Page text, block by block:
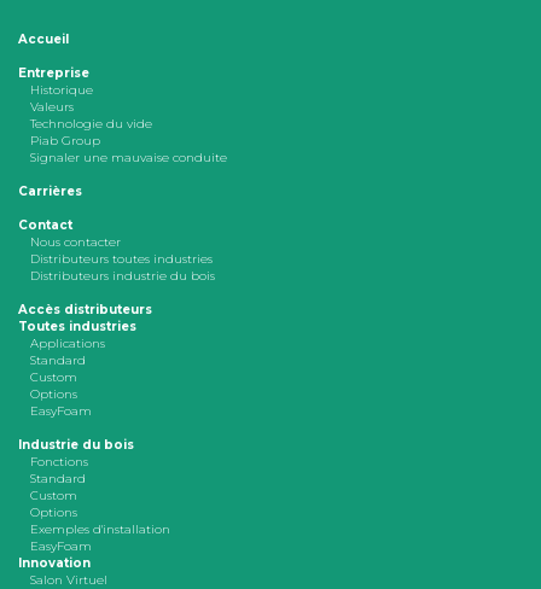
Accueil
Entreprise
Historique
Valeurs
Technologie du vide
Piab Group
Signaler une mauvaise conduite
Carrières
Contact
Nous contacter
Distributeurs toutes industries
Distributeurs industrie du bois
Accès distributeurs
Toutes industries
Applications
Standard
Custom
Options
EasyFoam
Industrie du bois
Fonctions
Standard
Custom
Options
Exemples d'installation
EasyFoam
Innovation
Salon Virtuel